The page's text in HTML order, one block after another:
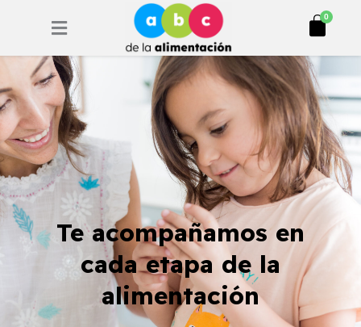
0
Cart
Te acompañamos en
cada etapa de la
alimentación